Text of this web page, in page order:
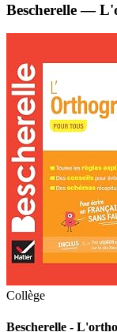
Bescherelle —
Collège
Bescherelle -